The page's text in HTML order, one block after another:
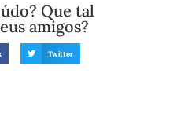
Que tal
amigos?
Twitter